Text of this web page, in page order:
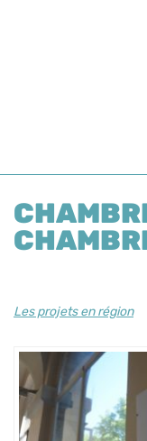
Les projets en région